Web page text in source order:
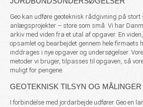
Geo kan udføre geoteknisk rådgivning på stort
anlægsprojekter – store som små. Vi har
arkiv med viden fra et utal af opgaver. En
opsamlet og bearbejdet gennem hele firmaets
inddrages i nye opgaver og undersøgelser.
metoder vi bruger, tilpasses til opgaven, så
muligt for pengene.
GEOTEKNISK TILSYN OG MÅLINGER
I forbindelse med jordarbejde udfører Geo en